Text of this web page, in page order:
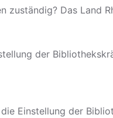
zuständig? Das Land
der
Einstellung der